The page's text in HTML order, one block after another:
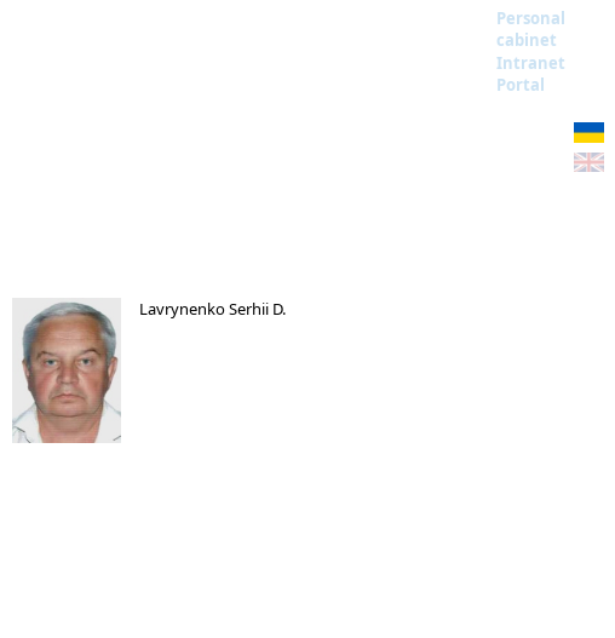
Personal
cabinet
Intranet
Portal
Lavrynenko Serhii D.